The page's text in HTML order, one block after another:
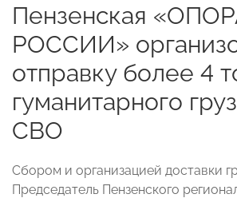
Пензенская
РОССИИ»
отправку более 4
гуманитарного
СВО
Сбором и организацией доставки
Председатель Пензенского